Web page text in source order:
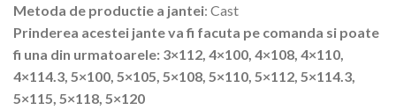
Metoda de productie a jantei: Cast
Prinderea acestei jante va fi facuta pe comanda si poate
fi una din urmatoarele: 3×112, 4×100, 4×108, 4×110,
4×114.3, 5×100, 5×105, 5×108, 5×110, 5×112, 5×114.3,
5×115, 5×118, 5×120